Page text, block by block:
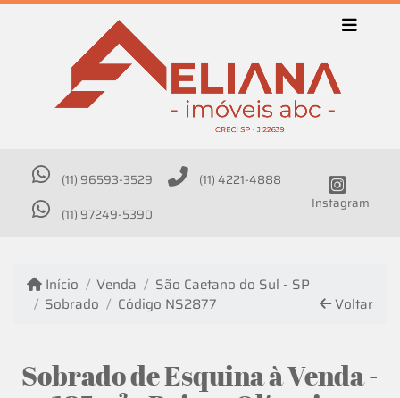
(11) 96593-3529
(11) 4221-4888
(11) 97249-5390
Instagram
Início Venda
São Caetano do Sul - SP
Sobrado
Código NS2877 Voltar
Sobrado de Esquina à Venda -